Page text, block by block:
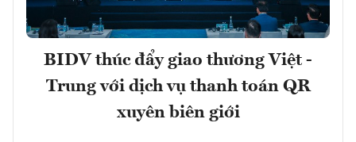
BIDV thúc đẩy giao thương Việt -
Trung với dịch vụ thanh toán QR
xuyên biên giới